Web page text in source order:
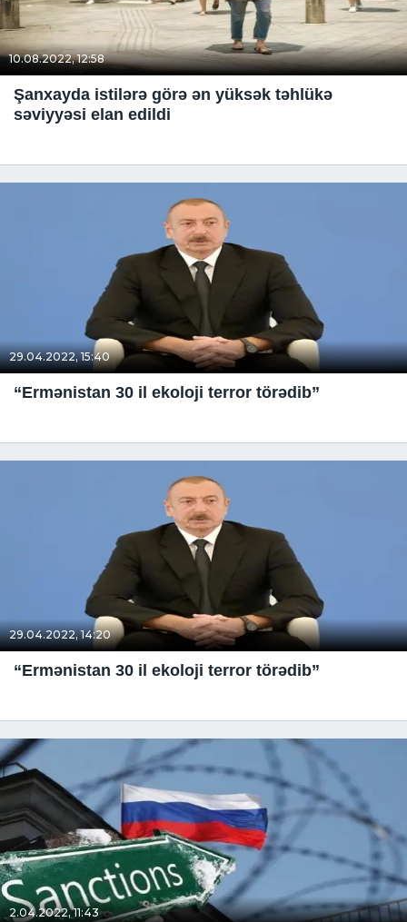
10.08.2022, 12:58
Şanxayda istilərə görə ən yüksək təhlükə
səviyyəsi elan edildi
29.04.2022, 15:40
“Ermənistan 30 il ekoloji terror törədib”
29.04.2022, 14:20
“Ermənistan 30 il ekoloji terror törədib”
2.04.2022, 11:43